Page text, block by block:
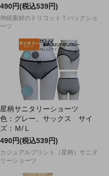
490円(税込539円)
伸縮素材のトリコットＴバックショ
ーツ
星柄サニタリーショーツ
色：グレー、サックス サイ
ズ：Ｍ/Ｌ
490円(税込539円)
カジュアルプリント（星柄）サニタ
リーショーツ